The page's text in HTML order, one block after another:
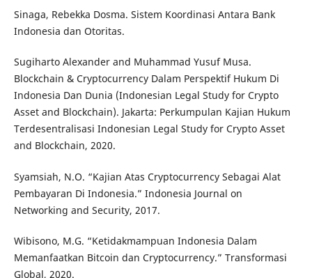
Sinaga, Rebekka Dosma. Sistem Koordinasi Antara Bank
Indonesia dan Otoritas.
Sugiharto Alexander and Muhammad Yusuf Musa.
Blockchain & Cryptocurrency Dalam Perspektif Hukum Di
Indonesia Dan Dunia (Indonesian Legal Study for Crypto
Asset and Blockchain). Jakarta: Perkumpulan Kajian Hukum
Terdesentralisasi Indonesian Legal Study for Crypto Asset
and Blockchain, 2020.
Syamsiah, N.O. “Kajian Atas Cryptocurrency Sebagai Alat
Pembayaran Di Indonesia.” Indonesia Journal on
Networking and Security, 2017.
Wibisono, M.G. “Ketidakmampuan Indonesia Dalam
Memanfaatkan Bitcoin dan Cryptocurrency.” Transformasi
Global, 2020.